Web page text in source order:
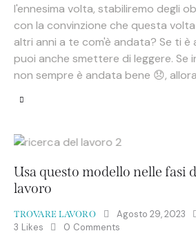
l'ennesima volta, stabiliremo degli
con la convinzione che questa volta
altri anni a te com'è andata? Se ti è
puoi anche smettere di leggere. Se
non sempre è andata bene 😞,
Usa questo modello nelle fasi
lavoro
TROVARE LAVORO Agosto 29, 2023
3 Likes 0 Comments